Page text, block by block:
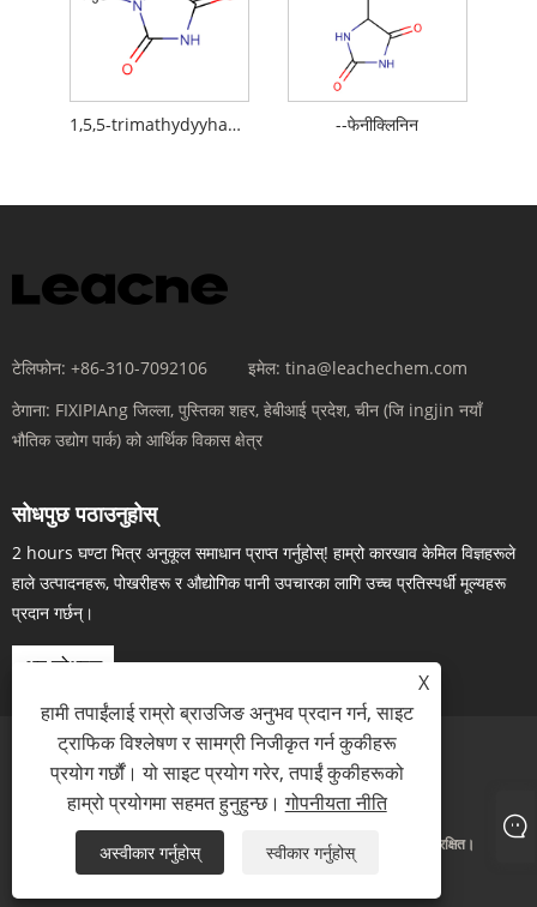
1,5,5-trimathydyyhaneyine --फेनीक्लिनिन
टेलिफोन: +86-310-7092106 इमेल: tina@leachechem.com
ठेगाना: FIXIPIAng जिल्ला, पुस्तिका शहर, हेबीआई प्रदेश, चीन (जि ingjin नयाँ
भौतिक उद्योग पार्क) को आर्थिक विकास क्षेत्र
सोधपुछ पठाउनुहोस्
2 hours घण्टा भित्र अनुकूल समाधान प्राप्त गर्नुहोस्! हाम्रो कारखाव केमिल विज्ञहरूले
हाले उत्पादनहरू, पोखरीहरू र औद्योगिक पानी उपचारका लागि उच्च प्रतिस्पर्धी मूल्यहरू
प्रदान गर्छन्।
अब सोधपुछ
Links Sitemap RSS XML गोपनीयता नीति
प्रतिलिपि अधिकार © 202 255 लेट्स रग किब लिमिटेड। सबै अधिकार सुरक्षित।
X
हामी तपाईंलाई राम्रो ब्राउजिङ अनुभव प्रदान गर्न, साइट
ट्राफिक विश्लेषण र सामग्री निजीकृत गर्न कुकीहरू
प्रयोग गर्छौं। यो साइट प्रयोग गरेर, तपाईं कुकीहरूको
हाम्रो प्रयोगमा सहमत हुनुहुन्छ।गोपनीयता नीति
अस्वीकार गर्नुहोस् स्वीकार गर्नुहोस्